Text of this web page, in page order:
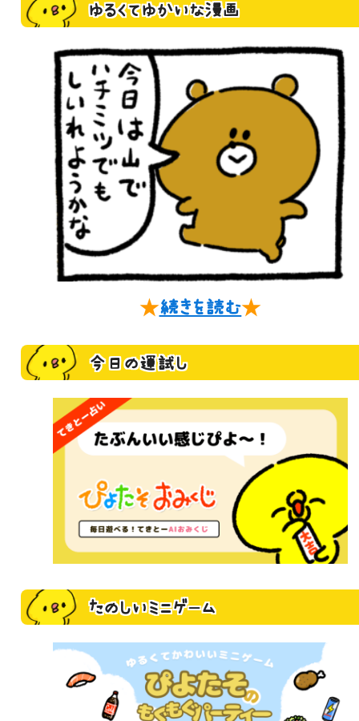
ゆるくてゆかいな漫画
★続きを読む★
今日の運試し
たのしいミニゲーム